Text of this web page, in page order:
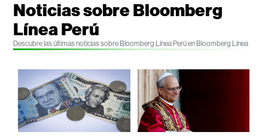
Noticias sobre Bloomberg
Línea Perú
Descubre las últimas noticias sobre Bloomberg Línea Perú en Bloomberg Línea